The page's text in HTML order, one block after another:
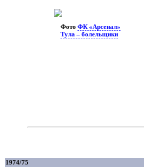
ФотоФК «Арсенал»
Тула – болельщики
1974/75